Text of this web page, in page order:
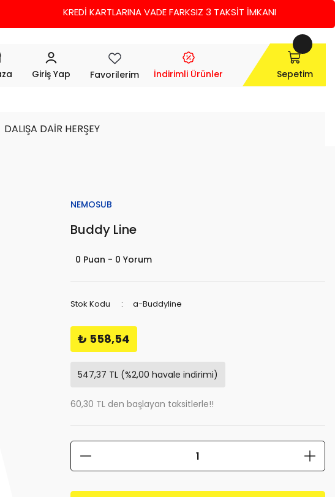
KREDİ KARTLARINA VADE FARKSIZ 3 TAKSİT İMKANI
Giriş Yap Favorilerim İndirimli Ürünler Sepetim
DALIŞA DAİR HERŞEY
NEMOSUB
Buddy Line
0 Puan - 0 Yorum
Stok Kodu a-Buddyline
₺ 558,54
547,37 TL (%2,00 havale indirimi)
60,30 TL den başlayan taksitlerle!!